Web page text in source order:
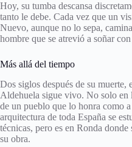
Hoy, su tumba descansa
tanto le debe. Cada vez que un
Nuevo, aunque no lo sepa,
hombre que se atrevió a soñar
Más allá del tiempo
Dos siglos después de su muerte,
Aldehuela sigue vivo. No solo en
de un pueblo que lo honra como
arquitectura de toda España se
técnicas, pero es en Ronda donde
su obra.